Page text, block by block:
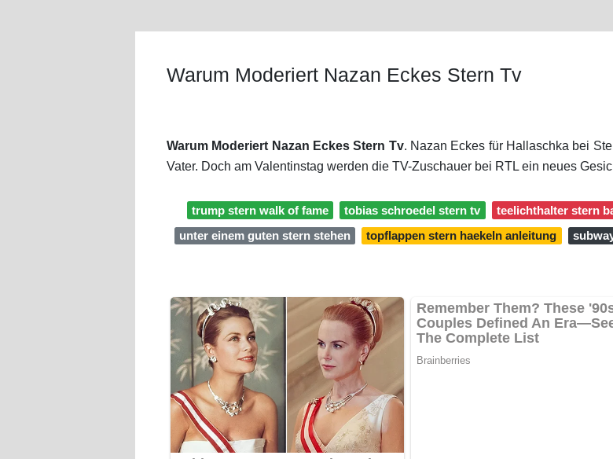
Warum Moderiert Nazan Eckes Stern Tv
Warum Moderiert Nazan Eckes Stern Tv. Nazan Eckes für Hallaschka bei
Vater. Doch am Valentinstag werden die TV-Zuschauer bei RTL ein neues
trump stern walk of fame tobias schroedel stern tv teelichthalter stern
unter einem guten stern stehen
topflappen stern haekeln anleitung